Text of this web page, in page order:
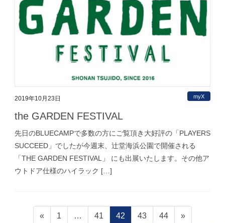
2019年10月23日 myX
the GARDEN FESTIVAL
先日のBLUECAMPで多数の方にご覧頂き大好評の「PLAYERS
SUCCEED」でしたが今週末、辻堂海浜公園で開催される
「THE GARDEN FESTIVAL」 にも出展いたします。その他ア
ウトドア仕様のハイラック […]
«
固
1 …
固
41
固
42
固
43
固
44 »